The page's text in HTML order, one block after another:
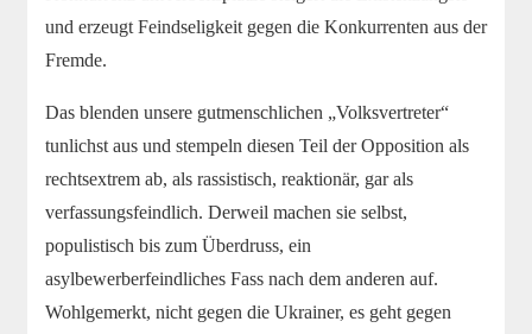
und erzeugt Feindseligkeit gegen die Konkurrenten aus der
Fremde.
Das blenden unsere gutmenschlichen „Volksvertreter“
tunlichst aus und stempeln diesen Teil der Opposition als
rechtsextrem ab, als rassistisch, reaktionär, gar als
verfassungsfeindlich. Derweil machen sie selbst,
populistisch bis zum Überdruss, ein
asylbewerberfeindliches Fass nach dem anderen auf.
Wohlgemerkt, nicht gegen die Ukrainer, es geht gegen